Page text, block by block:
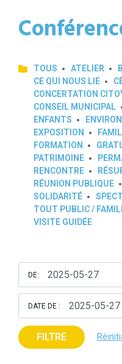
TOUS ATELIER
CE QUI NOUS LIE
CONCERTATION
CONSEIL MUNICIPAL
ENFANTS
EXPOSITION
FORMATION
PATRIMOINE
RENCONTRE
RÉUNION PUBLIQUE
SOLIDARITÉ
TOUT PUBLIC /
VISITE GUIDÉE
DE:
DATE DE :
FILTRE